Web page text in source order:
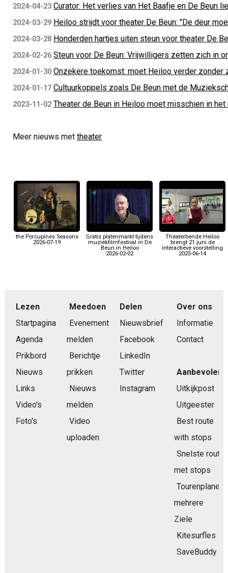
2024-04-23 Curator: Het verlies van Het Baafje en De Beun
2024-03-29 Heiloo strijdt voor theater De Beun: "De deur
2024-03-28 Honderden hartjes uiten steun voor theater De
2024-02-26 Steun voor De Beun: Vrijwilligers zetten zich in
2024-01-30 Onzekere toekomst: moet Heiloo verder zonder
2024-01-17 Cultuurkoppels zoals De Beun met de
2023-11-02 Theater de Beun in Heiloo moet misschien in het
Meer nieuws met theater
the Porcupines Seasons
2026-07-19
Gratis platenmarkt tijdens
muziekfilmfestival in De
Beun in Heiloo
2026-02-02
Theaterbende Heiloo
brengt 21 juni de
interactieve voorstelling
2025-06-14
Lezen
Startpagina
Agenda
Prikbord
Nieuws
Links
Video's
Foto's
Meedoen
Evenement
melden
Berichtje
prikken
Nieuws
melden
Video
uploaden
Delen
Nieuwsbrief
Facebook
LinkedIn
Twitter
Instagram
Over ons
Informatie
Contact
Aanbevolen
Uitkijkpost
Uitgeester
Best route
with stops
Snelste route
met stops
Tourenplaner
mehrere
Ziele
Kitesurfles
SaveBuddy